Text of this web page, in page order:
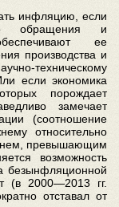
инфляцию, если
обращения и
ее
производства и
техническому
если экономика
порождает
замечает
(соотношение
относительно
превышающим
возможность
безынфляционной
(в 2000—2013 гг.
отставал от